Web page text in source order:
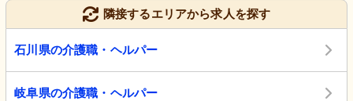
隣接するエリアから求人を探す
石川県の介護職・ヘルパー
岐阜県の介護職・ヘルパー